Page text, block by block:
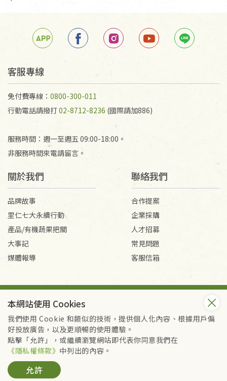
若未保持原包裝方式或未使用原箱退回，導致書籍有
任何折損、磨損、污損或凹角，將不接受退貨，也不
不接受退貨之手抄稿，為敬重法寶故，里仁網購無法
代為結緣處理等。 若需將手抄稿寄還給消費者，因而
產生的運費100元/箱將由消費者負擔。
客服專線
免付費專線： 0800-300-011
行動電話請撥打02-8712-8236 (國際請加886)
服務時間：週一至週五 09:00-18:00。
非服務時間來電請留言。
關於我們
品牌故事
里仁七大永續行動
產品/有機蔬果把關
大事記
媒體報導
聯絡我們
合作提案
企業採購
人才招募
常見問題
客服信箱
Copyright © 2026 里仁事業股份有限公司(統編：16301262) /
里仁網購股份有限公司(統編：25149752)
All Rights Reserved.
本網站使用 Cookies
我們使用 Cookie 和類似的技術，提供個人化內容、根據用戶偏
好投放廣告，以及更順暢的使用體驗。
點擊「允許」，或繼續瀏覽網站即代表你同意我們在
《隱私權條款》 中列出的內容。
允許